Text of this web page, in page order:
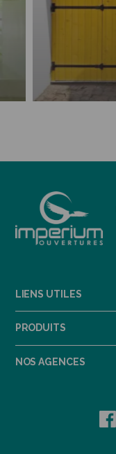
LIENS UTILES
PRODUITS
NOS AGENCES